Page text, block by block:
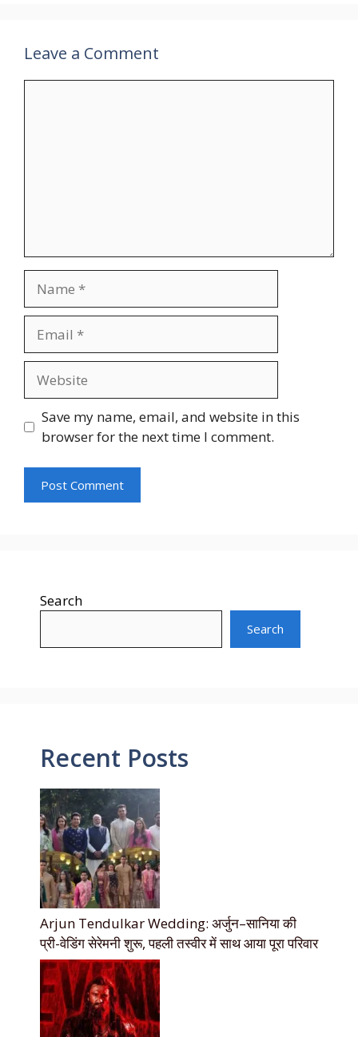
Leave a Comment
Save my name, email, and website in this
browser for the next time I comment.
Search
Search
Recent Posts
Arjun Tendulkar Wedding: अर्जुन–सानिया की
प्री-वेडिंग सेरेमनी शुरू, पहली तस्वीर में साथ आया पूरा परिवार